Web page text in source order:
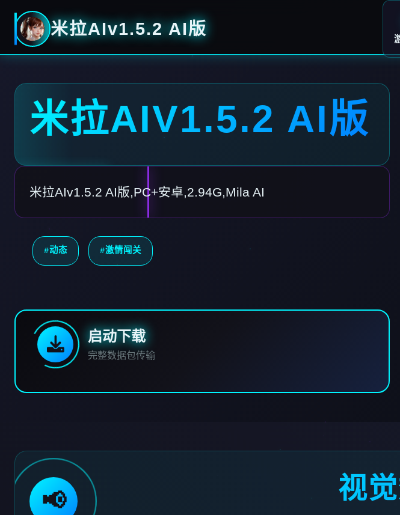
米拉AIv1.5.2 AI版
米拉AIV1.5.2 AI版
米拉AIv1.5.2 AI版,PC+安卓,2.94G,Mila AI
#动态 #激情闯关
启动下载
完整数据包传输
📢 视